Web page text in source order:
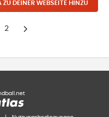
ZU DEINER WEBSEITE HINZU
2
Weiter